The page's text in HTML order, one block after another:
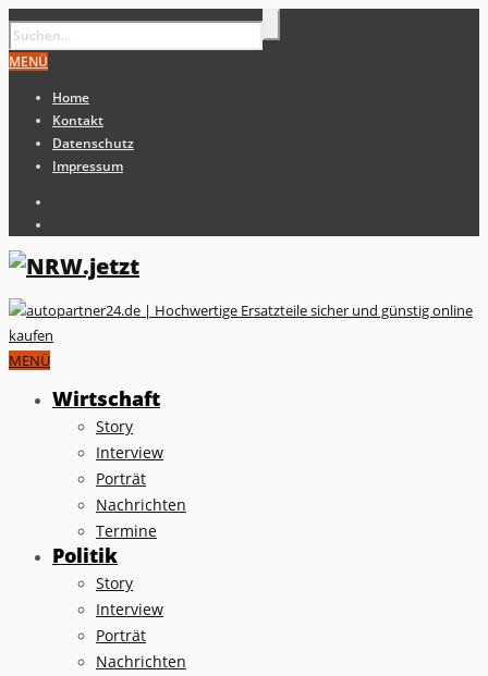
MENÜ
Home
Kontakt
Datenschutz
Impressum
MENÜ
Wirtschaft
Story
Interview
Porträt
Nachrichten
Termine
Politik
Story
Interview
Porträt
Nachrichten